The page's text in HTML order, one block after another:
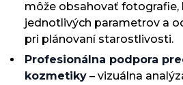
môže obsahovať fotografie,
jednotlivých parametrov a
pri plánovaní starostlivosti.
Profesionálna podpora
kozmetiky – vizuálna